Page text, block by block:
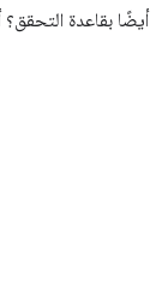
أيضًا بقاعدة